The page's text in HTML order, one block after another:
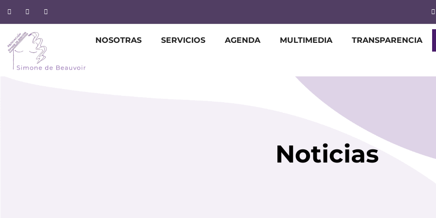
NOSOTRAS SERVICIOS AGENDA MULTIMEDIA TRANSPARENCIA
Noticias